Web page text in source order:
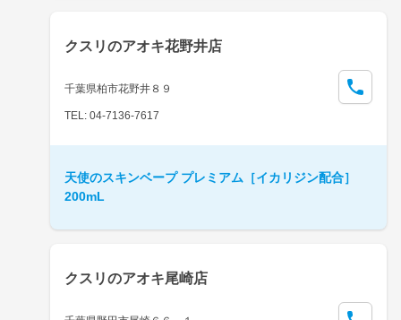
クスリのアオキ花野井店
千葉県柏市花野井８９
TEL: 04-7136-7617
天使のスキンベープ プレミアム［イカリジン配合］
200mL
クスリのアオキ尾崎店